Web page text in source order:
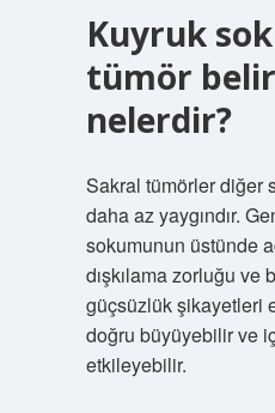
Kuyruk
tümör
nelerdir?
Sakral tümörler diğer
daha az yaygındır.
sokumunun üstünde
dışkılama zorluğu ve
güçsüzlük şikayetleri
doğru büyüyebilir ve
etkileyebilir.